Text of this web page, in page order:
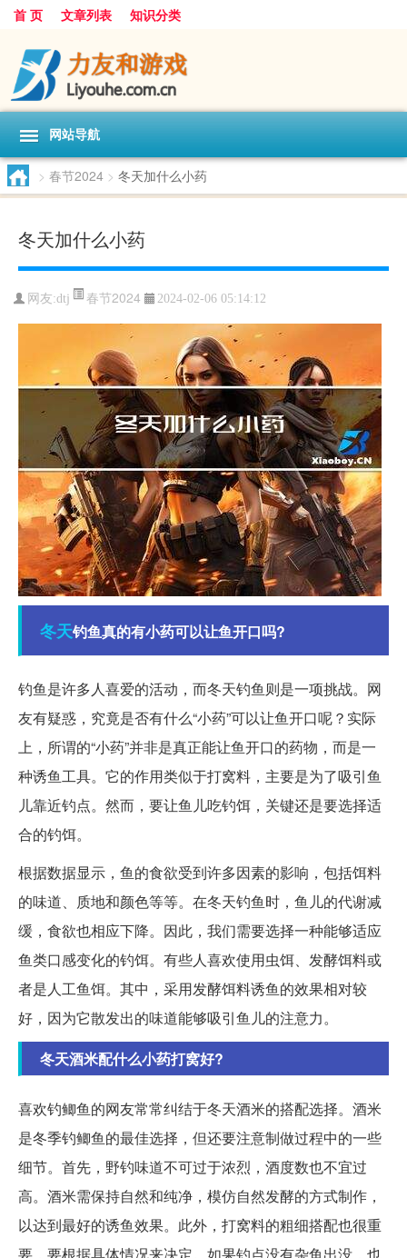
首 页 文章列表 知识分类
网站导航
> 春节2024 > 冬天加什么小药
冬天加什么小药
网友:dtj 春节2024 2024-02-06 05:14:12
冬天钓鱼真的有小药可以让鱼开口吗?
钓鱼是许多人喜爱的活动，而冬天钓鱼则是一项挑战。网
友有疑惑，究竟是否有什么“小药”可以让鱼开口呢？实际
上，所谓的“小药”并非是真正能让鱼开口的药物，而是一
种诱鱼工具。它的作用类似于打窝料，主要是为了吸引鱼
儿靠近钓点。然而，要让鱼儿吃钓饵，关键还是要选择适
合的钓饵。
根据数据显示，鱼的食欲受到许多因素的影响，包括饵料
的味道、质地和颜色等等。在冬天钓鱼时，鱼儿的代谢减
缓，食欲也相应下降。因此，我们需要选择一种能够适应
鱼类口感变化的钓饵。有些人喜欢使用虫饵、发酵饵料或
者是人工鱼饵。其中，采用发酵饵料诱鱼的效果相对较
好，因为它散发出的味道能够吸引鱼儿的注意力。
冬天酒米配什么小药打窝好?
喜欢钓鲫鱼的网友常常纠结于冬天酒米的搭配选择。酒米
是冬季钓鲫鱼的最佳选择，但还要注意制做过程中的一些
细节。首先，野钓味道不可过于浓烈，酒度数也不宜过
高。酒米需保持自然和纯净，模仿自然发酵的方式制作，
以达到最好的诱鱼效果。此外，打窝料的粗细搭配也很重